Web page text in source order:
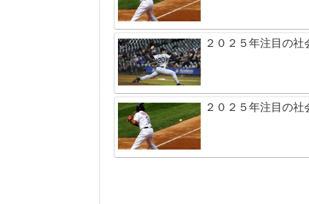
２０２５年注目の
２０２５年注目の